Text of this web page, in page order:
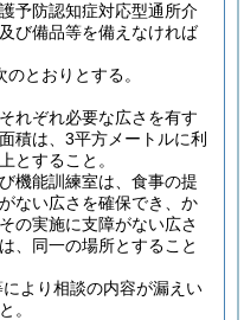
予防認知症対応型通所介
び備品等を備えなければ
とおりとする。
れぞれ必要な広さを有す
積は、3平方メートルに利
とすること。
機能訓練室は、食事の提
ない広さを確保でき、か
の実施に支障がない広さ
、同一の場所とすること
より相談の内容が漏えい
。